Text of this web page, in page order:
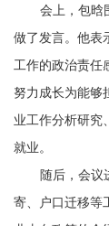
会上，包晗
做了发言。他表
工作的政治责任
努力成长为能够
业工作分析研究
就业。
随后，会议
寄、户口迁移等